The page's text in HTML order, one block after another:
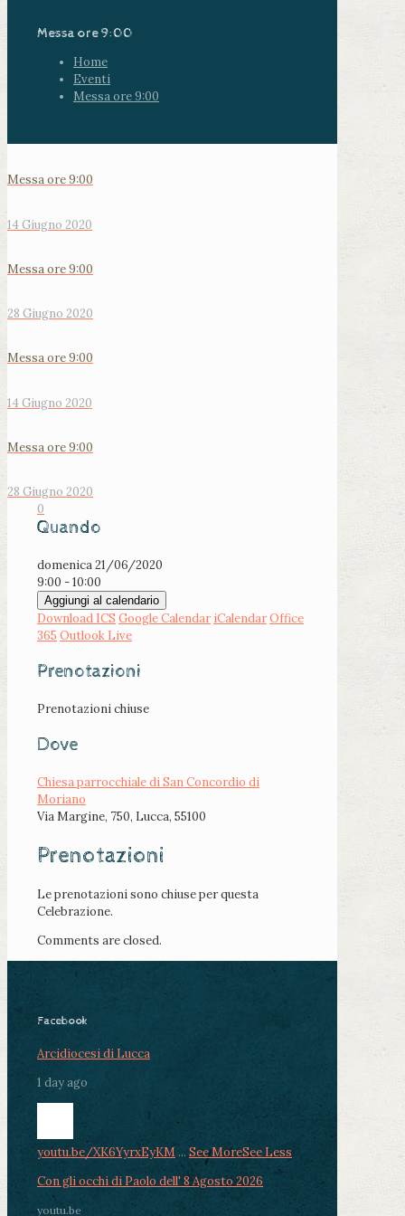
Messa ore 9:00
Home
Eventi
Messa ore 9:00
Messa ore 9:00
14 Giugno 2020
Messa ore 9:00
28 Giugno 2020
Messa ore 9:00
14 Giugno 2020
Messa ore 9:00
28 Giugno 2020
0
Quando
domenica 21/06/2020
9:00 - 10:00
Aggiungi al calendario
Download ICS Google Calendar iCalendarOffice
365 Outlook Live
Prenotazioni
Prenotazioni chiuse
Dove
Chiesa parrocchiale di San Concordio di
Moriano
Via Margine, 750, Lucca, 55100
Prenotazioni
Le prenotazioni sono chiuse per questa
Celebrazione.
Comments are closed.
Facebook
Arcidiocesi di Lucca
1 day ago
youtu.be/XK6YyrxEyKM ... See MoreSee Less
Con gli occhi di Paolo dell' 8 Agosto 2026
youtu.be